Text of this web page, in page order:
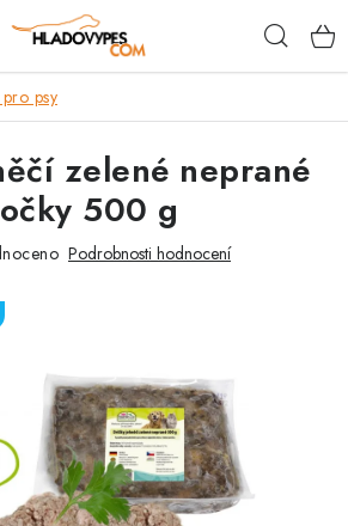
psy
zelené neprané
500 g
Podrobnosti hodnocení